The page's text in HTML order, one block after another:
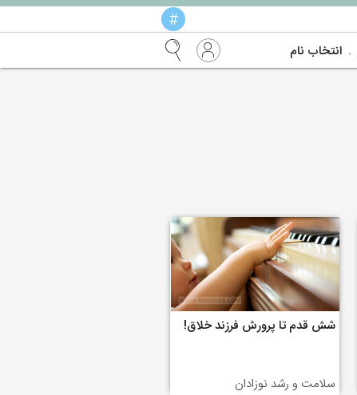
#
انتخاب نام
شش قدم تا پرورش فرزند خلاق!
سلامت و رشد نوزادان